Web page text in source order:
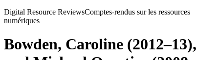
Digital Resource ReviewsComptes-rendus sur les ressources
numériques
Bowden, Caroline (2012–13),